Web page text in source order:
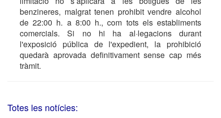
benzineres, malgrat tenen prohibit vendre alcohol
de 22:00 h. a 8:00 h., com tots els establiments
comercials. Si no hi ha al·legacions durant
l'exposició pública de l'expedient, la prohibició
quedarà aprovada definitivament sense cap més
tràmit.
Totes les notícies: